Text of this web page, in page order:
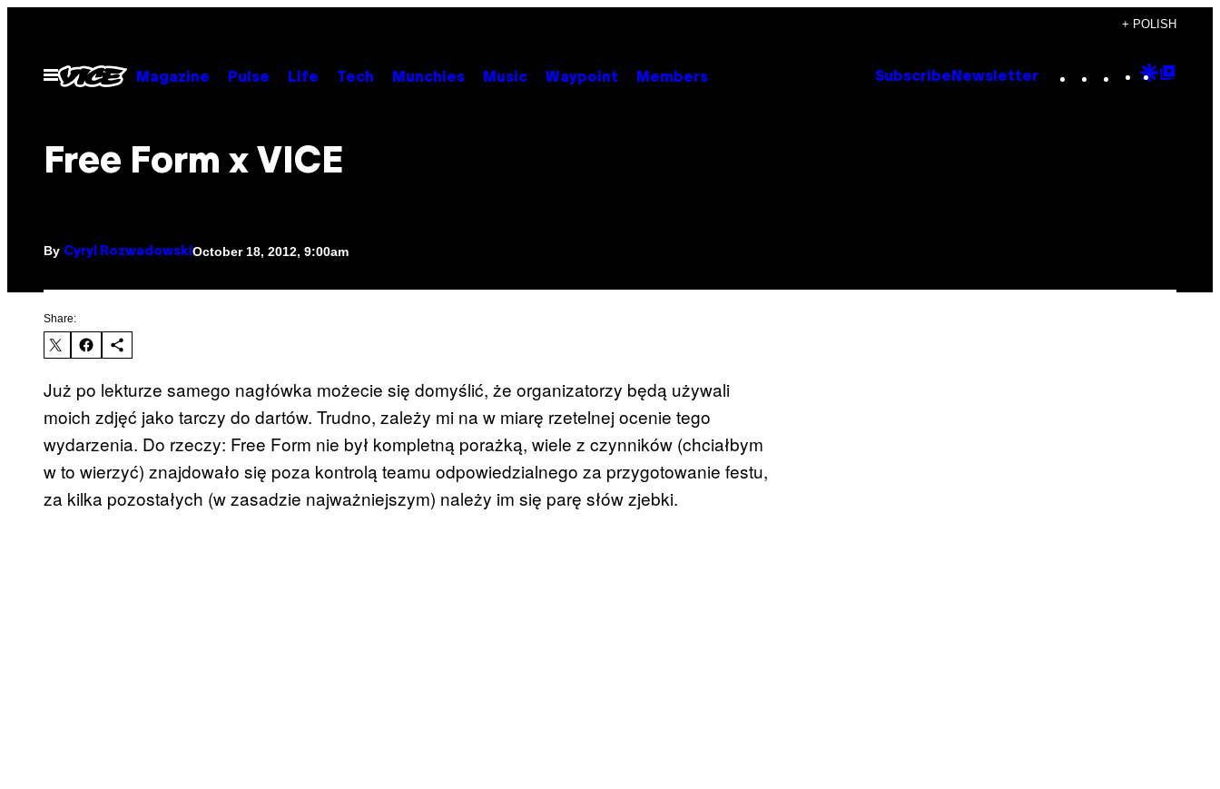
content
+ POLISH
Open
Menu
Magazine Pulse Life Tech Munchies Music Waypoint Members Subscribe Newsletter Instagram
TikTok
YouTube
Google
Free Form x VICE
By Cyryl Rozwadowski October 18, 2012, 9:00am
Share:
Już po lekturze samego nagłówka możecie się domyślić, że organizatorzy będą używali
moich zdjęć jako tarczy do dartów. Trudno, zależy mi na w miarę rzetelnej ocenie tego
wydarzenia. Do rzeczy: Free Form nie był kompletną porażką, wiele z czynników (chciałbym
w to wierzyć) znajdowało się poza kontrolą teamu odpowiedzialnego za przygotowanie festu,
za kilka pozostałych (w zasadzie najważniejszym) należy im się parę słów zjebki.